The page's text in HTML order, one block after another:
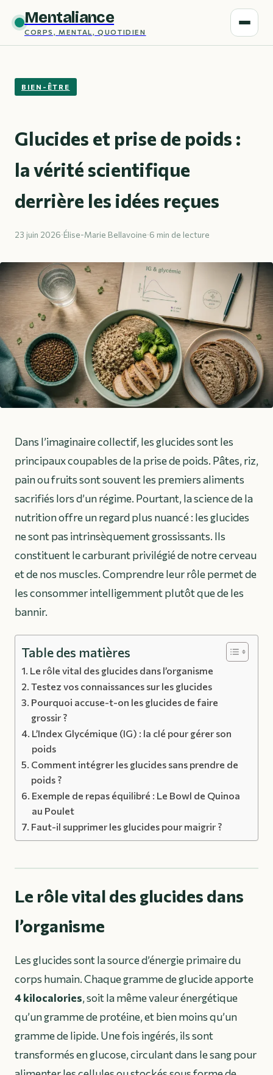
Mentaliance
CORPS, MENTAL, QUOTIDIEN
BIEN-ÊTRE
Glucides et prise de poids :
la vérité scientifique
derrière les idées reçues
23 juin 2026·Élise-Marie Bellavoine·6 min de lecture
Dans l’imaginaire collectif, les glucides sont les
principaux coupables de la prise de poids. Pâtes, riz,
pain ou fruits sont souvent les premiers aliments
sacrifiés lors d’un régime. Pourtant, la science de la
nutrition offre un regard plus nuancé : les glucides
ne sont pas intrinsèquement grossissants. Ils
constituent le carburant privilégié de notre cerveau
et de nos muscles. Comprendre leur rôle permet de
les consommer intelligemment plutôt que de les
bannir.
Table des matières
Le rôle vital des glucides dans l’organisme
Testez vos connaissances sur les glucides
Pourquoi accuse-t-on les glucides de faire
grossir ?
L’Index Glycémique (IG) : la clé pour gérer son
poids
Comment intégrer les glucides sans prendre de
poids ?
Exemple de repas équilibré : Le Bowl de Quinoa
au Poulet
Faut-il supprimer les glucides pour maigrir ?
Le rôle vital des glucides dans
l’organisme
Les glucides sont la source d’énergie primaire du
corps humain. Chaque gramme de glucide apporte
4 kilocalories, soit la même valeur énergétique
qu’un gramme de protéine, et bien moins qu’un
gramme de lipide. Une fois ingérés, ils sont
transformés en glucose, circulant dans le sang pour